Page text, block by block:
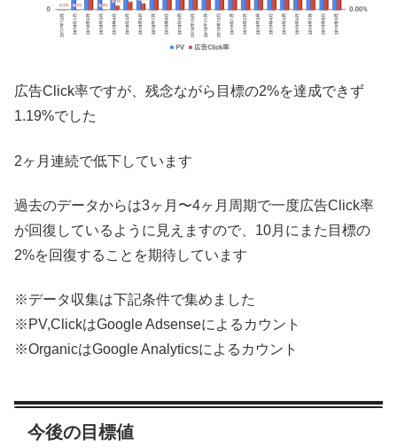
広告Click率ですが、残念ながら目標の2%を達成できず
1.19%でした
2ヶ月連続で低下しています
過去のデータからは3ヶ月〜4ヶ月周期で一度広告Click率
が回復しているように見えますので、10月にまた目標の
2%を回復することを期待しています
※データ収集は下記条件で集めました
※PV,ClickはGoogle Adsenseによるカウント
※OrganicはGoogle Analyticsによるカウント
今後の目標値